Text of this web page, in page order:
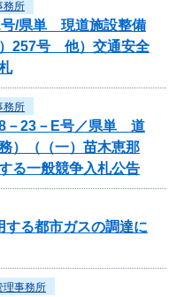
務所
号/県単 現道施設整備
）257号 他）交通安全
務所
8－23－E号／県単 道
）（（一）苗木恵那
る一般競争入札公告
る都市ガスの調達に
理事務所